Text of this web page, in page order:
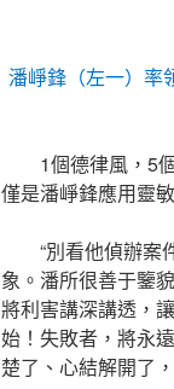
潘崢鋒（左一）率
1個德律風，5
僅是潘崢鋒應用靈
“別看他偵辦案
象。潘所很善于鑒
將利害講深講透，
始！失敗者，將永
楚了、心結解開了